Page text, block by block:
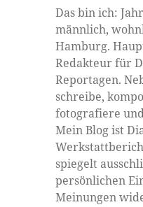
Das bin ich:
männlich,
Hamburg.
Redakteur für
Reportagen.
schreibe,
fotografiere
Mein Blog ist
spiegelt
persönlichen
Meinungen